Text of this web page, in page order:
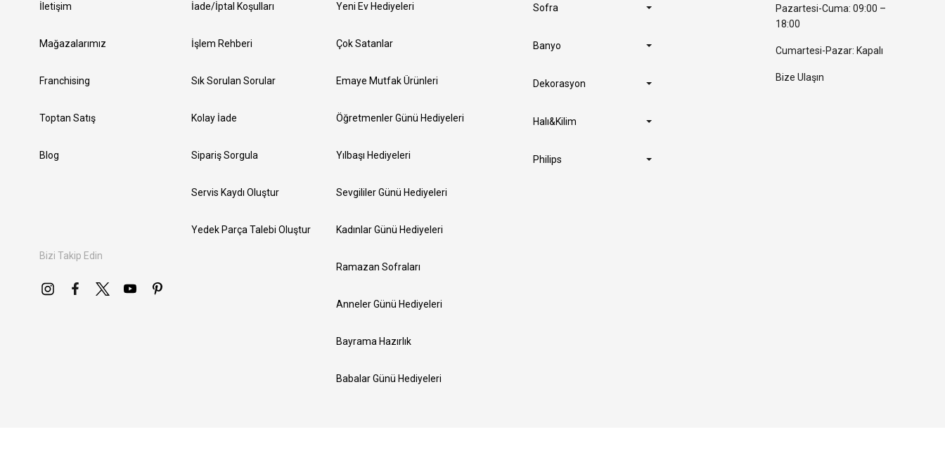
İletişim
Mağazalarımız
Franchising
Toptan Satış
Blog
Bizi Takip Edin
İade/İptal Koşulları
İşlem Rehberi
Sık Sorulan Sorular
Kolay İade
Sipariş Sorgula
Servis Kaydı Oluştur
Yedek Parça Talebi Oluştur
Yeni Ev Hediyeleri
Çok Satanlar
Emaye Mutfak Ürünleri
Öğretmenler Günü Hediyeleri
Yılbaşı Hediyeleri
Sevgililer Günü Hediyeleri
Kadınlar Günü Hediyeleri
Ramazan Sofraları
Anneler Günü Hediyeleri
Bayrama Hazırlık
Babalar Günü Hediyeleri
Sofra
Banyo
Dekorasyon
Halı&Kilim
Philips
Pazartesi-Cuma: 09:00 –
18:00
Cumartesi-Pazar: Kapalı
Bize Ulaşın